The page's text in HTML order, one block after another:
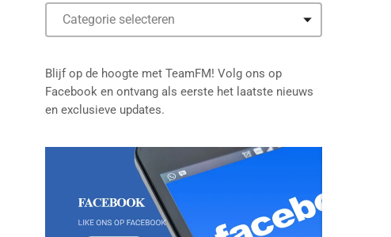
Blijf op de hoogte met TeamFM! Volg ons op
Facebook en ontvang als eerste het laatste nieuws
en exclusieve updates.